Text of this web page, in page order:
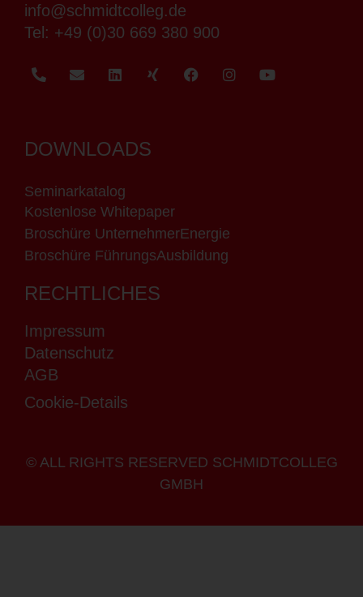
info@schmidtcolleg.de
Tel: +49 (0)30 669 380 900
DOWNLOADS
Seminarkatalog
Kostenlose Whitepaper
Broschüre UnternehmerEnergie
Broschüre FührungsAusbildung
RECHTLICHES
Impressum
Datenschutz
AGB
Cookie-Details
© ALL RIGHTS RESERVED SCHMIDTCOLLEG
GMBH